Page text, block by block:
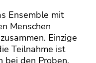
Ensemble mit
Menschen
Einzige
Teilnahme ist
bei den Proben.